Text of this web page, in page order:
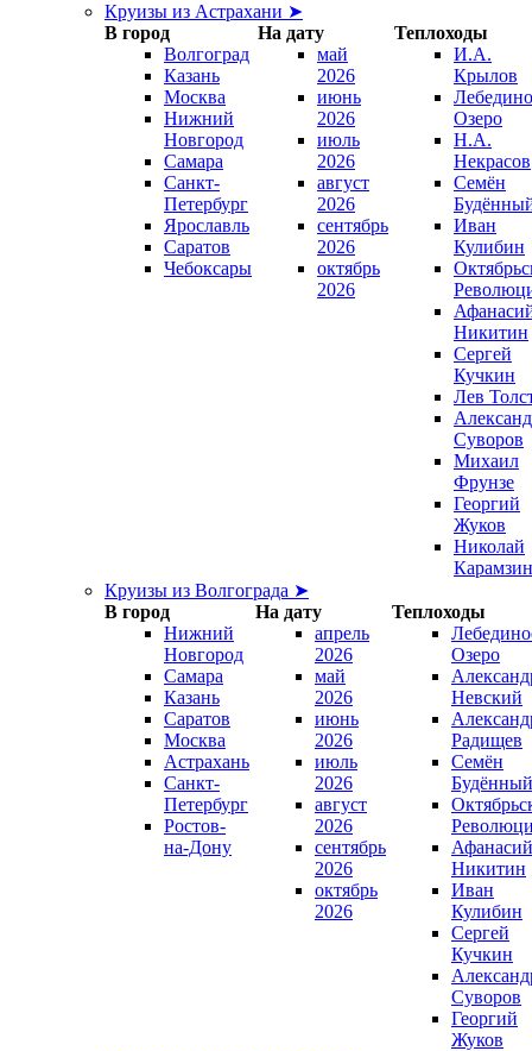
Круизы из Астрахани ➤
В город
На дату
Теплоходы
Волгоград
Казань
Москва
Нижний
Новгород
Самара
Санкт-
Петербург
Ярославль
Саратов
Чебоксары
май
2026
июнь
2026
июль
2026
август
2026
сентябрь
2026
октябрь
2026
И.А.
Крылов
Озеро
Н.А.
Некрасов
Семён
Иван
Кулибин
Никитин
Сергей
Кучкин
Лев
Суворов
Михаил
Фрунзе
Георгий
Жуков
Николай
Карамзин
Круизы из Волгограда ➤
В город
На дату
Теплоходы
Нижний
Новгород
Самара
Казань
Саратов
Москва
Астрахань
Санкт-
Петербург
Ростов-
на-Дону
апрель
2026
май
2026
июнь
2026
июль
2026
август
2026
сентябрь
2026
октябрь
2026
Озеро
Невский
Радищев
Семён
Будённый
Афанасий
Никитин
Иван
Кулибин
Сергей
Кучкин
Суворов
Георгий
Жуков